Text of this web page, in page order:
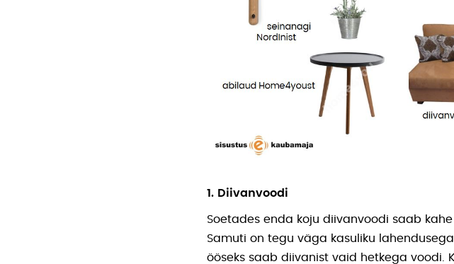
1. Diivanvoodi
Soetades enda koju diivanvoodi saab
Samuti on tegu väga kasuliku
ööseks saab diivanist vaid hetkega voodi.